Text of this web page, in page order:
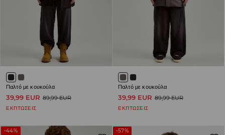
Παλτό με κουκούλα
39,99 EUR 89,99 EUR
ΕΚΠΤΩΣΕΙΣ
Παλτό με κουκούλα
39,99 EUR 89,99 EUR
ΕΚΠΤΩΣΕΙΣ
-44% -57%